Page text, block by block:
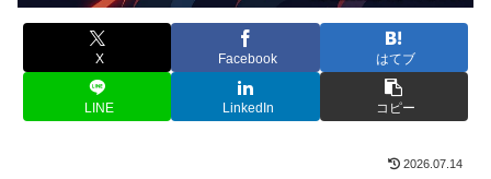
X Facebook はてブ
LINE LinkedIn コピー
2026.07.14